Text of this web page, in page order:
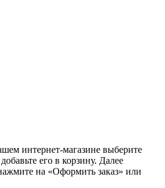
интернет-магазине выберите
его в корзину. Далее
на «Оформить заказ» или